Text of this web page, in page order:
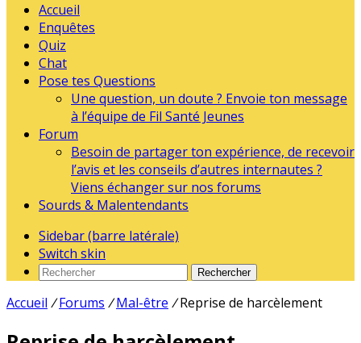
Accueil
Enquêtes
Quiz
Chat
Pose tes Questions
Une question, un doute ? Envoie ton message
à l’équipe de Fil Santé Jeunes
Forum
Besoin de partager ton expérience, de recevoir
l’avis et les conseils d’autres internautes ?
Viens échanger sur nos forums
Sourds & Malentendants
Sidebar (barre latérale)
Switch skin
Rechercher
Accueil / Forums / Mal-être / Reprise de harcèlement